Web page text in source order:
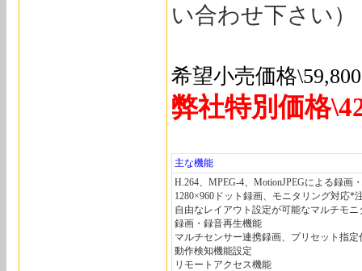
い合わせ下さい）
希望小売価格
弊社特別価格
主な機能
H.264、MPEG-4、MotionJPEGによる録画
1280×960ドット録画、モニタリング対応*
自由なレイアウト設定が可能なマルチモニ
録画・録音再生機能
マルチセンサー連携録画、プリセット指
動作検知機能設定
リモートアクセス機能